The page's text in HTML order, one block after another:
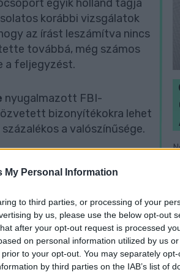
My Personal Information
to third parties, or processing of your
by us, please use the below opt-out
after your opt-out request is processed
on personal information utilized by us
to your opt-out. You may separately
by third parties on the IAB’s list of
egyik holland tagja
korábbi vizsgálatok
az írást leszámítva nincs
továbbá, még számos
a feljegyzést.
nyugalmazott FBI-
bizonyítékokra lehet
a valószínűsége.
és megszállták,
fedezték őket 1944.
mindketten ott
Otto Frank megmenekült,
koncentrációs táborban.
fűzött hozzá, majd 1947-
nyilvánította, a világ tíz